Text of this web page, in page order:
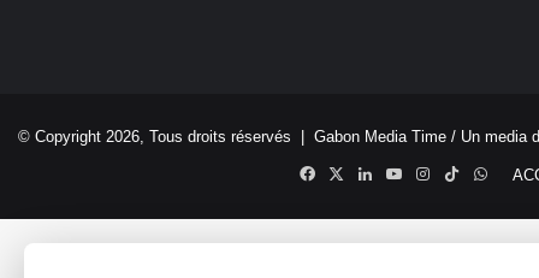
© Copyright 2026, Tous droits réservés | Gabon Media Time / Un media
Facebook
X LinkedinYouTubeInstagram
TikTok